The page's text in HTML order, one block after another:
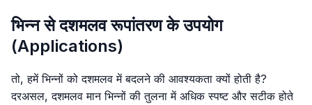
भिन्न से दशमलव रूपांतरण के उपयोग
(Applications)
तो, हमें भिन्नों को दशमलव में बदलने की आवश्यकता क्यों होती है?
दरअसल, दशमलव मान भिन्नों की तुलना में अधिक स्पष्ट और सटीक होते